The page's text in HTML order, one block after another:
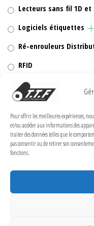
Pour offrir les meilleures expériences,
et/ou accéder aux informations des
traiter des données telles que le
pas consentir ou de retirer son
fonctions.
Lecteurs sans fil 1D et
Logiciels étiquettes
Ré-enrouleurs
RFID
Rubans transfert
Têtes d'impression
Politique de cookies (UE)